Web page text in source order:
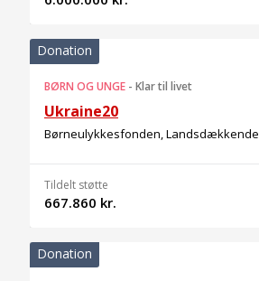
Donation
BØRN OG UNGE - Klar til livet
Ukraine20
Børneulykkesfonden, Landsdækkende
Tildelt støtte
667.860 kr.
Donation